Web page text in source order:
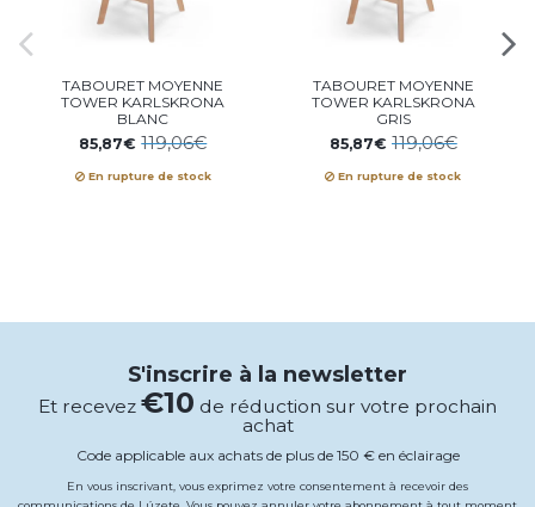
TABOURET MOYENNE
TOWER KARLSKRONA
BLANC
85,87€119,06€
En rupture de stock
TABOURET MOYENNE
TOWER KARLSKRONA
GRIS
85,87€ 119,06€
En rupture de stock
S'inscrire à la newsletter
Et recevez €10 de réduction sur votre prochain
achat
Code applicable aux achats de plus de 150 € en éclairage
En vous inscrivant, vous exprimez votre consentement à recevoir des